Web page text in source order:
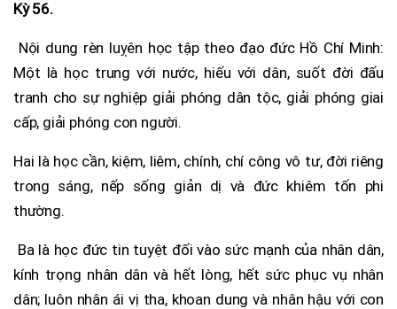
Kỳ 56.
Nội dung rèn luỵên học tập theo đạo đức Hồ Chí Minh:
Một là học trung với nước, hiếu với dân, suốt đời đấu
tranh cho sự nghiệp giải phóng dân tộc, giải phóng giai
cấp, giải phóng con người.
Hai là học cần, kiệm, liêm, chính, chí công vô tư, đời riêng
trong sáng, nếp sống giản dị và đức khiêm tốn phi
thường.
Ba là học đức tin tuyệt đối vào sức mạnh của nhân dân,
kính trọng nhân dân và hết lòng, hết sức phục vụ nhân
dân; luôn nhân ái vị tha, khoan dung và nhân hậu với con